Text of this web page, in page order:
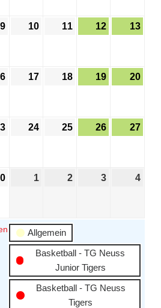
9 10 11 12 13
17 18 19 20
24 25 26 27
1 2 3 4
Allgemein
Basketball - TG Neuss
Junior Tigers
Basketball - TG Neuss
Tigers